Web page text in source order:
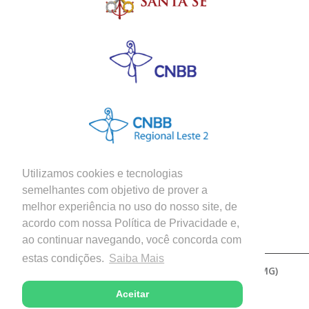
Utilizamos cookies e tecnologias
semelhantes com objetivo de prover a
melhor experiência no uso do nosso site, de
acordo com nossa Política de Privacidade e,
ao continuar navegando, você concorda com
estas condições. Saiba Mais
Aceitar
Vigário Paroquial na Paróquia Nossa
Senhora da Abadia, em Abadia dos
– Prot. B 038/2015 –
Paróquia Santa Cruz, em
Douradoquara/MG.
26/02/2016– Prot. B 010/2016 –
Membro do Conselho Presbiteral.
03/04/2016– Prot. B 016/2016 –
Membro do Conselho Presbiteral.
22/11/2019– Prot. B 029/2019 –
Pároco na Paróquia Imaculada
Siga nossas Redes Sociais
Copyright © 2026 - Diocese de Patos de Minas (MG)
Desenvolvido com excelência por